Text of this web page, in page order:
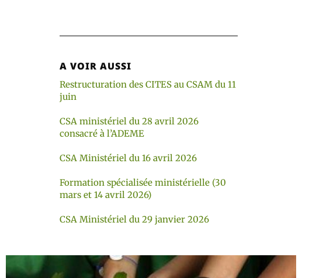
A VOIR AUSSI
Restructuration des CITES au CSAM du 11
juin
CSA ministériel du 28 avril 2026
consacré à l’ADEME
CSA Ministériel du 16 avril 2026
Formation spécialisée ministérielle (30
mars et 14 avril 2026)
CSA Ministériel du 29 janvier 2026